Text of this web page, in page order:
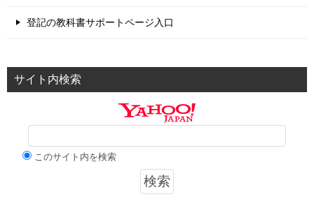
登記の教科書サポートページ入口
サイト内検索
このサイト内を検索